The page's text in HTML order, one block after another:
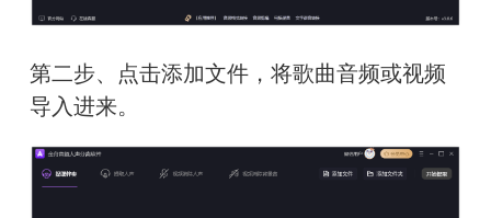
第二步、点击添加文件，将歌曲音频或视频
导入进来。